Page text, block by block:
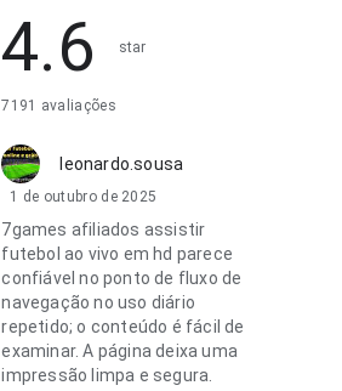
4.6 star
7191 avaliações
leonardo.sousa
1 de outubro de 2025
7games afiliados assistir
futebol ao vivo em hd parece
confiável no ponto de fluxo de
navegação no uso diário
repetido; o conteúdo é fácil de
examinar. A página deixa uma
impressão limpa e segura.